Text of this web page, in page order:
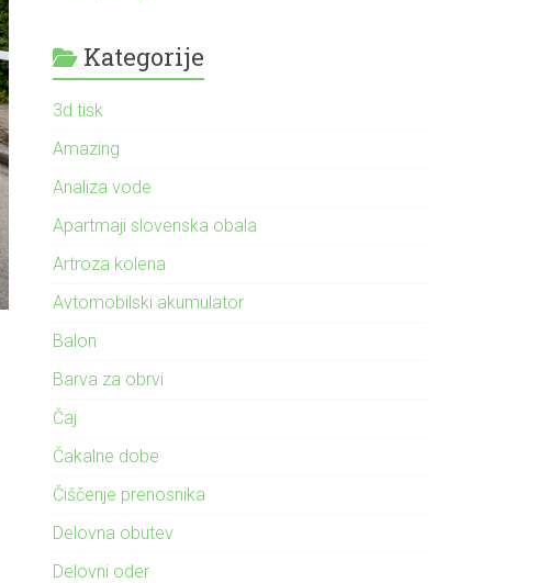
Kategorije
3d tisk
Amazing
Analiza vode
Apartmaji slovenska obala
Artroza kolena
Avtomobilski akumulator
Balon
Barva za obrvi
Čaj
Čakalne dobe
Čiščenje prenosnika
Delovna obutev
Delovni oder